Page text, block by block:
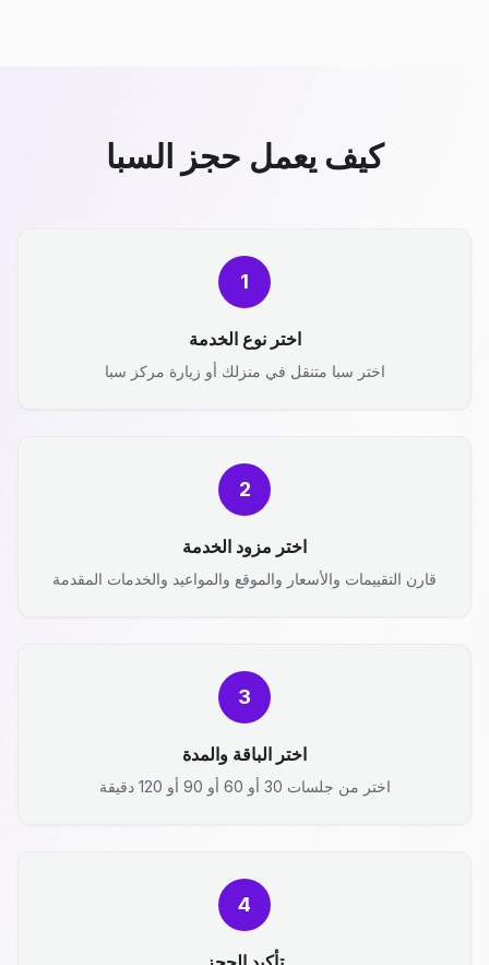
كيف يعمل حجز السبا
1
اختر نوع الخدمة
اختر سبا متنقل في منزلك أو زيارة مركز سبا
2
اختر مزود الخدمة
قارن التقييمات والأسعار والموقع والمواعيد والخدمات المقدمة
3
اختر الباقة والمدة
اختر من جلسات 30 أو 60 أو 90 أو 120 دقيقة
4